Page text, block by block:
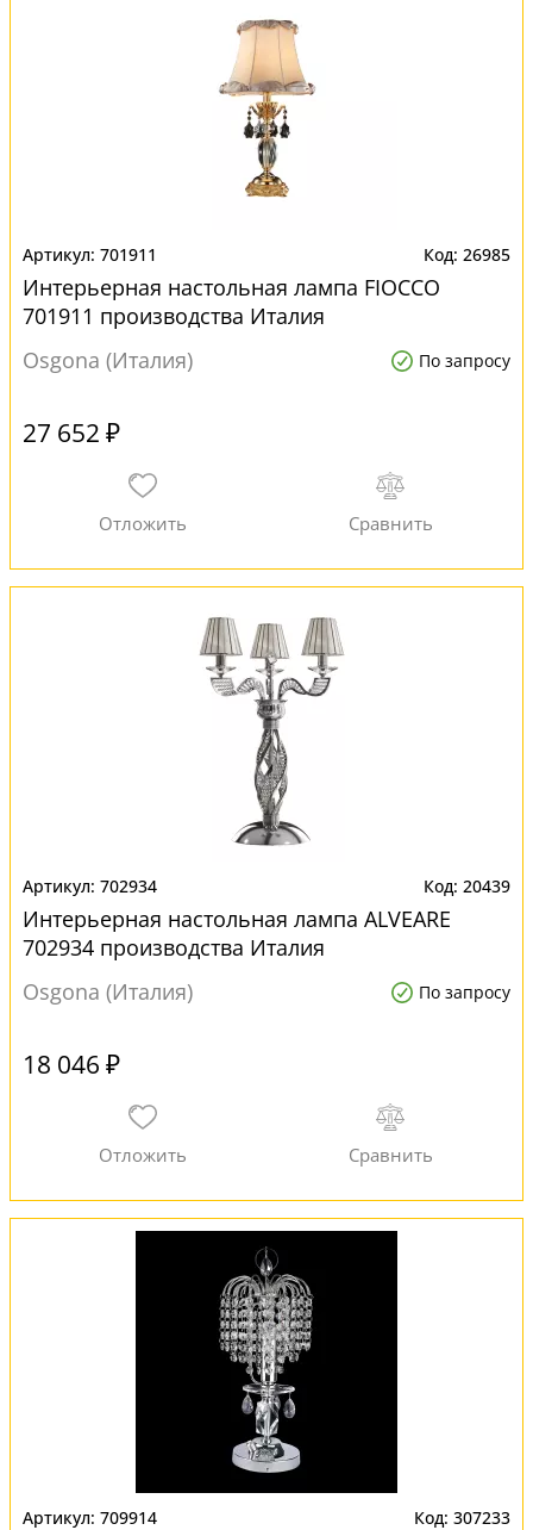
701911 26985
Интерьерная настольная лампа FIOCCO
701911 производства Италия
Osgona (Италия)
По запросу
27 652 ₽
702934 20439
Интерьерная настольная лампа ALVEARE
702934 производства Италия
Osgona (Италия)
По запросу
18 046 ₽
709914 307233